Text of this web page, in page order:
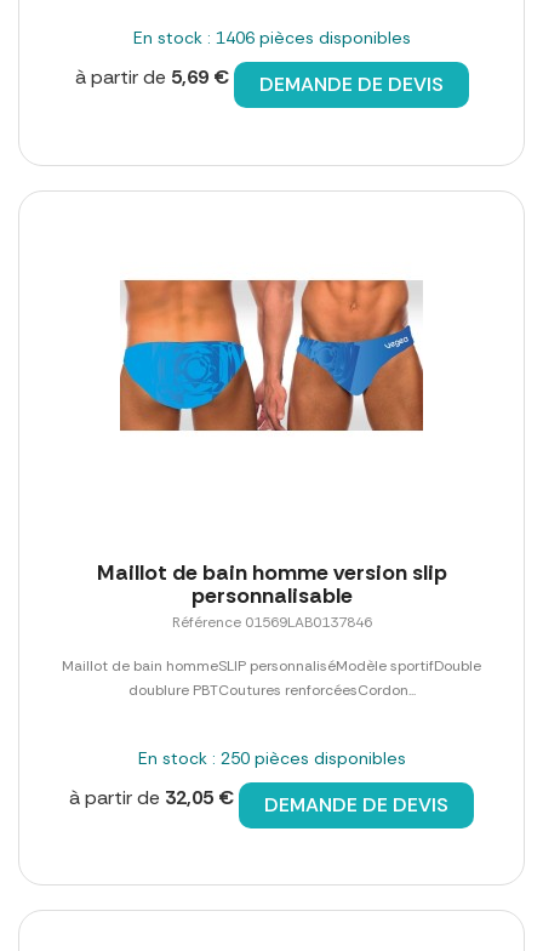
En stock : 1406 pièces disponibles
à partir de 5,69 € DEMANDE DE DEVIS
Maillot de bain homme version slip
personnalisable
Référence 01569LAB0137846
Maillot de bain hommeSLIP personnaliséModèle sportifDouble
doublure PBTCoutures renforcéesCordon...
En stock : 250 pièces disponibles
à partir de 32,05 € DEMANDE DE DEVIS